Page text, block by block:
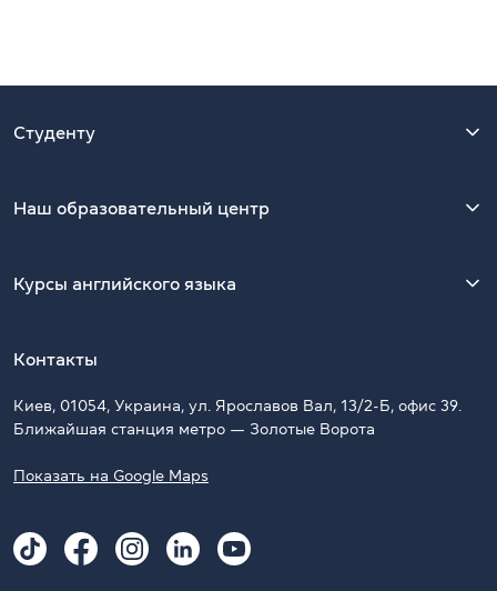
Студенту
Наш образовательный центр
Курсы английского языка
Контакты
Киев, 01054, Украина, ул. Ярославов Вал, 13/2-Б, офис 39.
Ближайшая станция метро — Золотые Ворота
Показать на Google Maps